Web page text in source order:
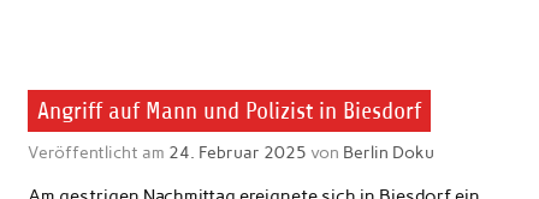
Angriff auf Mann und Polizist in Biesdorf
Veröffentlicht am 24. Februar 2025 von Berlin Doku